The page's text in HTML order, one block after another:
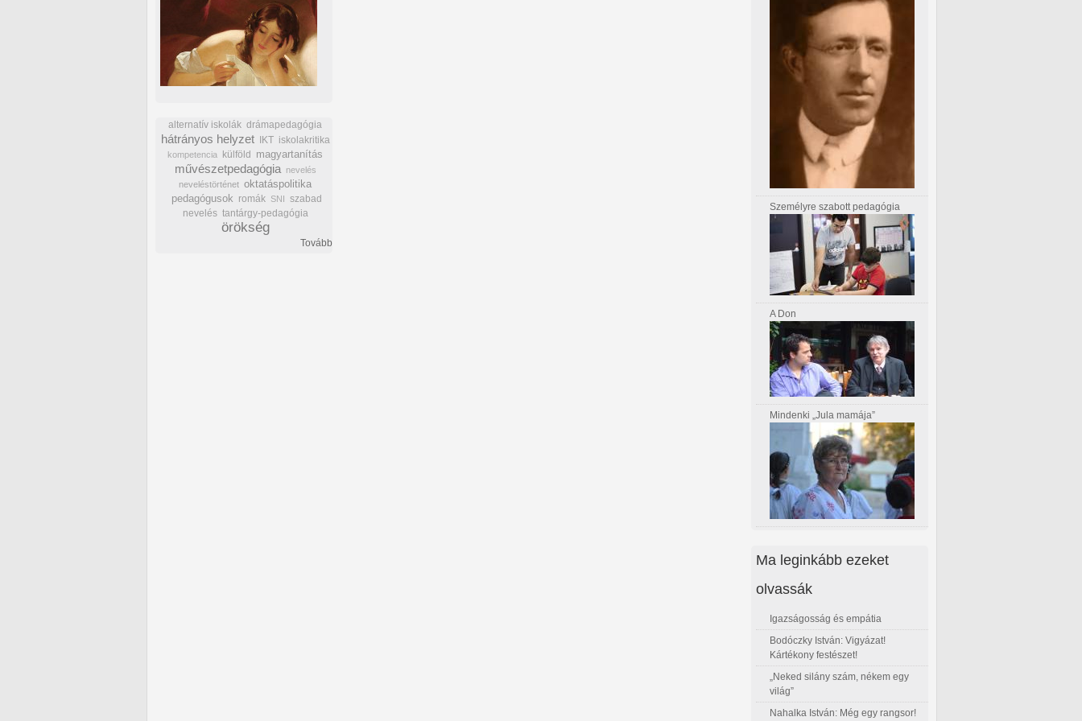
alternatív iskolák drámapedagógia
hátrányos helyzet IKT iskolakritika
kompetencia külföld magyartanítás
művészetpedagógia
nevelés
neveléstörténet oktatáspolitika
pedagógusok romák SNI szabad
nevelés tantárgy-pedagógia
örökség
Tovább
Személyre szabott pedagógia
A Don
Mindenki „Jula mamája”
Ma leginkább ezeket
olvassák
Igazságosság és empátia
Bodóczky István: Vigyázat!
Kártékony festészet!
„Neked silány szám, nékem egy
világ”
Nahalka István: Még egy rangsor!